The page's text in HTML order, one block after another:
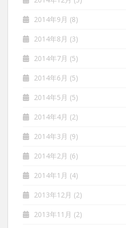
2014年9月 (8)
2014年8月 (3)
2014年7月 (5)
2014年6月 (5)
2014年5月 (5)
2014年4月 (2)
2014年3月 (9)
2014年2月 (6)
2014年1月 (4)
2013年12月 (2)
2013年11月 (2)